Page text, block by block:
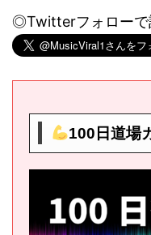
◎Twitterフォローで
100日道場